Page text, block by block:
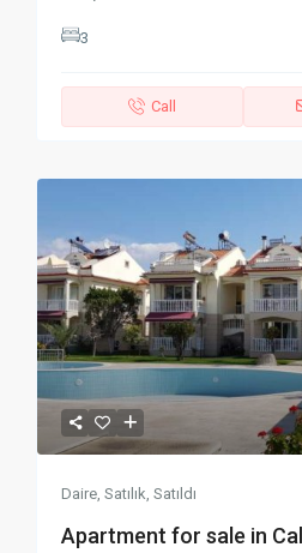
3
Call
Daire ,Satılık ,Satıldı
Apartment for sale in